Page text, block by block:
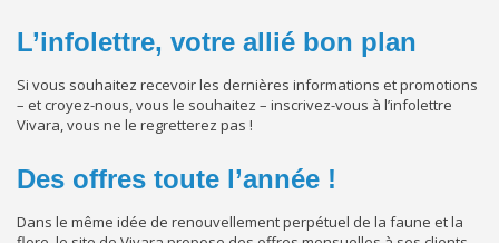
L’infolettre, votre allié bon plan
Si vous souhaitez recevoir les dernières informations et promotions
– et croyez-nous, vous le souhaitez – inscrivez-vous à l’infolettre
Vivara, vous ne le regretterez pas !
Des offres toute l’année !
Dans le même idée de renouvellement perpétuel de la faune et la